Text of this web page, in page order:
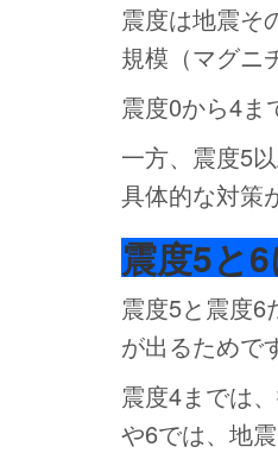
震度は地震そ
規模（マグニ
震度0から4ま
一方、震度5
具体的な対策
震度5と
震度5と震度6
が出るためで
震度4までは
や6では、地